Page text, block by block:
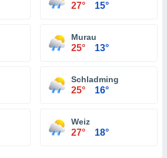
27° 15°
Murau
25° 13°
Schladming
25° 16°
Weiz
27° 18°